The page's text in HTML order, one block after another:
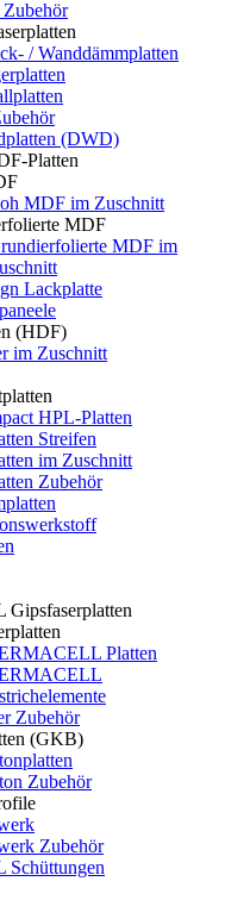
Zubehör
/ Wanddämmplatten
(DWD)
Platten
MDF im Zuschnitt
MDF
MDF im
Lackplatte
(HDF)
im Zuschnitt
HPL-Platten
Streifen
im Zuschnitt
Zubehör
Platten
Zubehör
(GKB)
Zubehör
Zubehör